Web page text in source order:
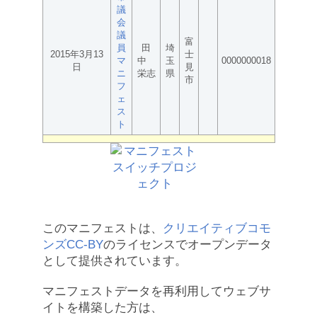
2015年3月13
日
議
会
議
員
マ
ニ
フ
ェ
ス
ト
田
中
栄志
埼
玉
県
富
士
見
市
0000000018
このマニフェストは、
クリエイティブコモ
ンズCC-BYのライセンスでオープンデータ
として提供されています。
マニフェストデータを再利用してウェブサ
イトを構築した方は、